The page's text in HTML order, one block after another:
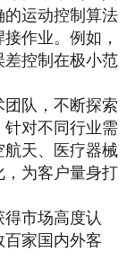
运动控制算法
作业。例如，
控制在极小范
队，不断探索
对不同行业需
天、医疗器械
为客户量身打
市场高度认
家国内外客